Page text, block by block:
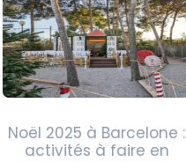
Noël 2025 à Barcelone :
activités à faire en